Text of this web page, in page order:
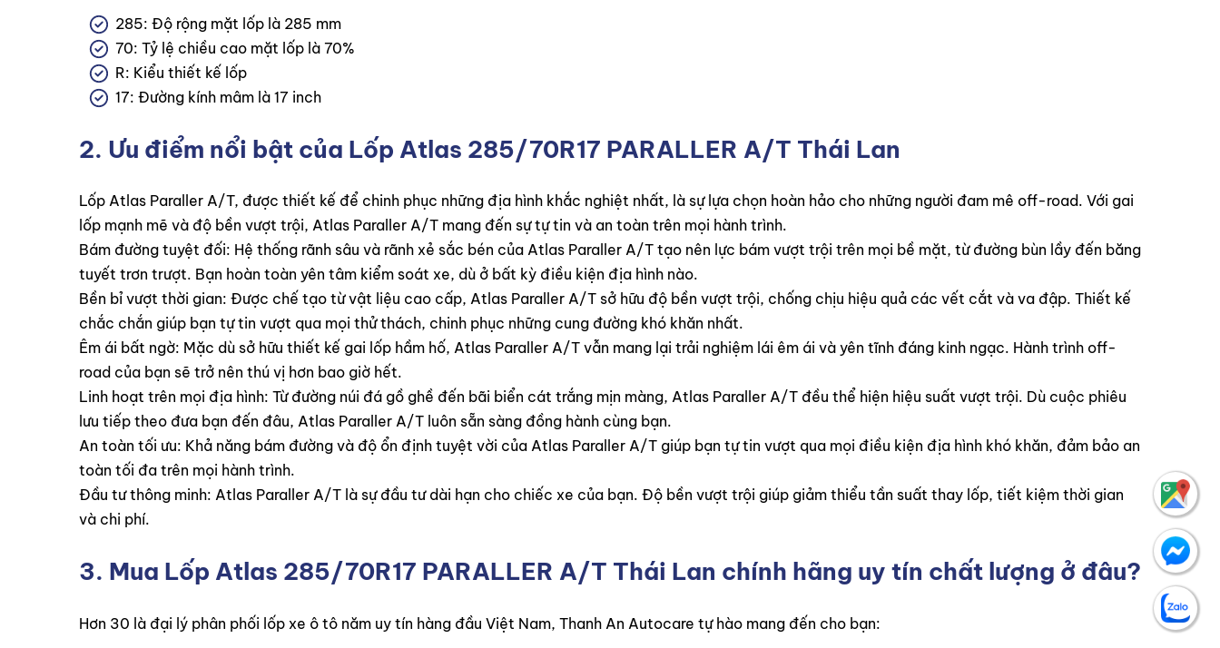
285: Độ rộng mặt lốp là 285 mm
70: Tỷ lệ chiều cao mặt lốp là 70%
R: Kiểu thiết kế lốp
17: Đường kính mâm là 17 inch
2. Ưu điểm nổi bật của Lốp Atlas 285/70R17 PARALLER A/T Thái Lan
Lốp Atlas Paraller A/T, được thiết kế để chinh phục những địa hình khắc nghiệt nhất, là sự lựa chọn hoàn hảo cho những người đam mê off-road. Với gai
lốp mạnh mẽ và độ bền vượt trội, Atlas Paraller A/T mang đến sự tự tin và an toàn trên mọi hành trình.
Bám đường tuyệt đối: Hệ thống rãnh sâu và rãnh xẻ sắc bén của Atlas Paraller A/T tạo nên lực bám vượt trội trên mọi bề mặt, từ đường bùn lầy đến băng
tuyết trơn trượt. Bạn hoàn toàn yên tâm kiểm soát xe, dù ở bất kỳ điều kiện địa hình nào.
Bền bỉ vượt thời gian: Được chế tạo từ vật liệu cao cấp, Atlas Paraller A/T sở hữu độ bền vượt trội, chống chịu hiệu quả các vết cắt và va đập. Thiết kế
chắc chắn giúp bạn tự tin vượt qua mọi thử thách, chinh phục những cung đường khó khăn nhất.
Êm ái bất ngờ: Mặc dù sở hữu thiết kế gai lốp hầm hố, Atlas Paraller A/T vẫn mang lại trải nghiệm lái êm ái và yên tĩnh đáng kinh ngạc. Hành trình off-
road của bạn sẽ trở nên thú vị hơn bao giờ hết.
Linh hoạt trên mọi địa hình: Từ đường núi đá gồ ghề đến bãi biển cát trắng mịn màng, Atlas Paraller A/T đều thể hiện hiệu suất vượt trội. Dù cuộc phiêu
lưu tiếp theo đưa bạn đến đâu, Atlas Paraller A/T luôn sẵn sàng đồng hành cùng bạn.
An toàn tối ưu: Khả năng bám đường và độ ổn định tuyệt vời của Atlas Paraller A/T giúp bạn tự tin vượt qua mọi điều kiện địa hình khó khăn, đảm bảo an
toàn tối đa trên mọi hành trình.
Đầu tư thông minh: Atlas Paraller A/T là sự đầu tư dài hạn cho chiếc xe của bạn. Độ bền vượt trội giúp giảm thiểu tần suất thay lốp, tiết kiệm thời gian
và chi phí.
3. Mua Lốp Atlas 285/70R17 PARALLER A/T Thái Lan chính hãng uy tín chất lượng ở đâu?
Hơn 30 là đại lý phân phối lốp xe ô tô năm uy tín hàng đầu Việt Nam, Thanh An Autocare tự hào mang đến cho bạn: